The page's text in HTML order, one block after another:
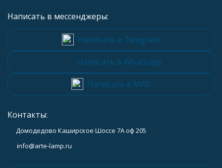
Написать в мессенджеры:
Написать в Telegram
Написать в Whatsapp
Написать в MAX
Контакты:
Домодедово Каширское Шоссе 7А оф 205
info@arte-lamp.ru